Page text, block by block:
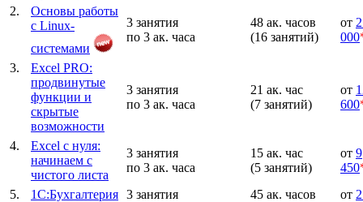
2.
Основы работы
с Linux-
системами
3 занятия
по 3 ак. часа
48 ак. часов
(16 занятий)
от
000
3.
Excel PRO:
продвинутые
функции и
скрытые
возможности
3 занятия
по 3 ак. часа
21 ак. час
(7 занятий)
от
600
4.
Excel с нуля:
начинаем с
чистого листа
3 занятия
по 3 ак. часа
15 ак. час
(5 занятий)
от 9
450
5.
1С:Бухгалтерия 3 занятия 45 ак. часов от